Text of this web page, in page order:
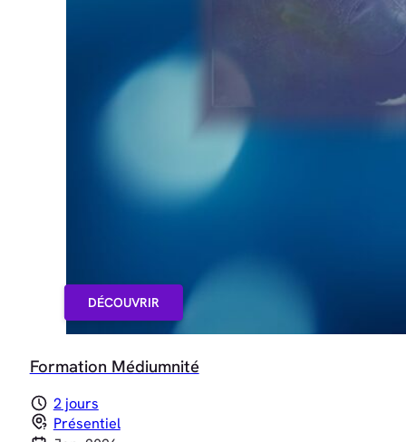
DÉCOUVRIR
Formation Médiumnité
2 jours
Présentiel